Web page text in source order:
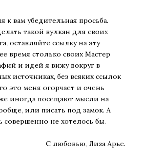
к вам убедительная просьба.
такой вулкан для своих
оставляйте ссылку на эту
время столько своих Мастер
и идей я вижу вокруг в
источниках, без всяких ссылок
это меня огорчает и очень
иногда посещают мысли на
или писать под замок. А
совершенно не хотелось бы.
С любовью, Лиза Арье.